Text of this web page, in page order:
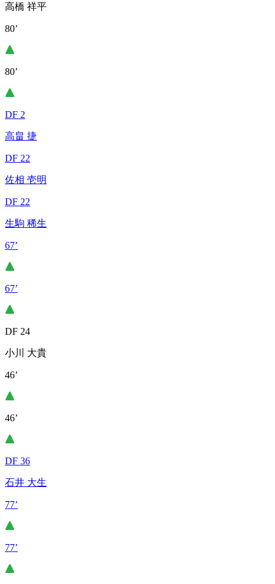
高橋 祥平
80’
80’
DF 2
高畠 捷
DF 22
佐相 壱明
DF 22
生駒 稀生
67’
67’
DF 24
小川 大貴
46’
46’
DF 36
石井 大生
77’
77’